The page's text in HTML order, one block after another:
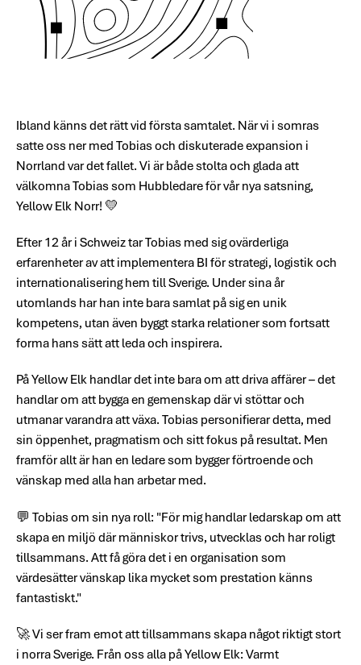
Ibland känns det rätt vid första samtalet. När vi i somras
satte oss ner med Tobias och diskuterade expansion i
Norrland var det fallet. Vi är både stolta och glada att
välkomna Tobias som Hubbledare för vår nya satsning,
Yellow Elk Norr! 💛
Efter 12 år i Schweiz tar Tobias med sig ovärderliga
erfarenheter av att implementera BI för strategi, logistik och
internationalisering hem till Sverige. Under sina år
utomlands har han inte bara samlat på sig en unik
kompetens, utan även byggt starka relationer som fortsatt
forma hans sätt att leda och inspirera.
På Yellow Elk handlar det inte bara om att driva affärer – det
handlar om att bygga en gemenskap där vi stöttar och
utmanar varandra att växa. Tobias personifierar detta, med
sin öppenhet, pragmatism och sitt fokus på resultat. Men
framför allt är han en ledare som bygger förtroende och
vänskap med alla han arbetar med.
💬 Tobias om sin nya roll: "För mig handlar ledarskap om att
skapa en miljö där människor trivs, utvecklas och har roligt
tillsammans. Att få göra det i en organisation som
värdesätter vänskap lika mycket som prestation känns
fantastiskt."
🚀 Vi ser fram emot att tillsammans skapa något riktigt stort
i norra Sverige. Från oss alla på Yellow Elk: Varmt